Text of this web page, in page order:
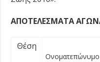
ΑΠΟΤΕΛΕΣΜΑΤΑ
Θέση
Ονοματεπώνυμο